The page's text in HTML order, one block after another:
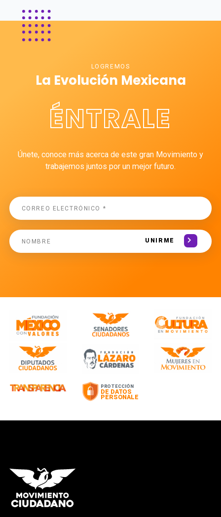
LOGREMOS
La Evolución Mexicana
ÉNTRALE
Únete, conoce más acerca de este gran Movimiento y
trabajemos juntos por un mejor futuro.
UNIRME